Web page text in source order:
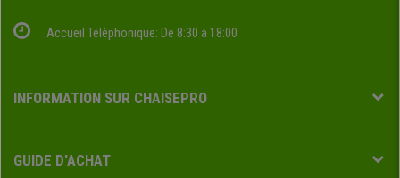
Accueil Téléphonique: De 8:30 à 18:00
INFORMATION SUR CHAISEPRO
GUIDE D'ACHAT